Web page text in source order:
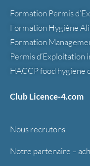
Formation Permis
Formation Hygiène
Formation
Permis d’Exploitation
HACCP food hygiene
Club Licence-4.com
Nous recrutons
Notre partenaire –